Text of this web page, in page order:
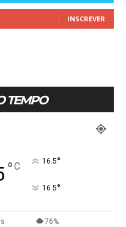
INSCREVER
TEMPO
°C 16.5°
16.5°
76%